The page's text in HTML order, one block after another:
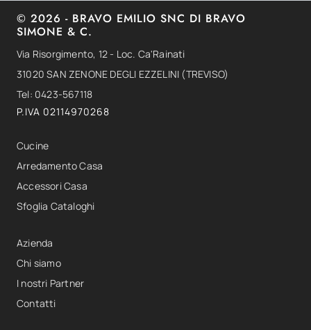
© 2026 - BRAVO EMILIO SNC DI BRAVO
SIMONE & C.
Via Risorgimento, 12 - Loc. Ca'Rainati
31020 SAN ZENONE DEGLI EZZELINI (TREVISO)
Tel: 0423-567118
P.IVA 02114970268
Cucine
Arredamento Casa
Accessori Casa
Sfoglia Cataloghi
Azienda
Chi siamo
I nostri Partner
Contatti